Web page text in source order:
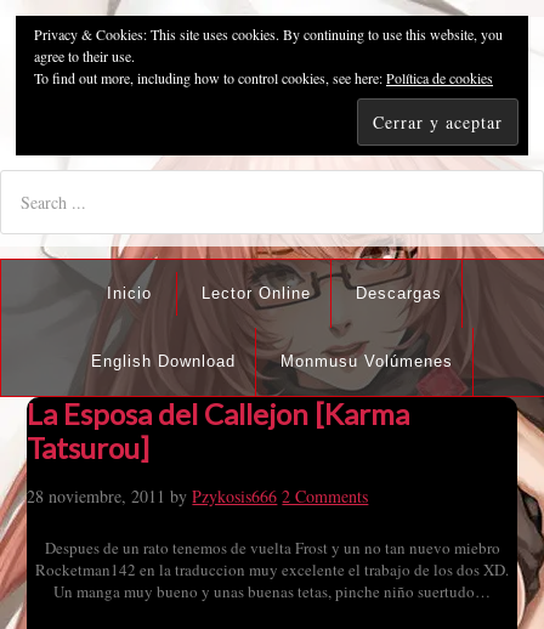
Pzykosis666HFansub
"I'm the best there is at what I do, but what I do best isn't very
Inicio Lector Online Descargas
English Download Monmusu Volúmenes
La Esposa del Callejon [Karma
Tatsurou]
28 noviembre, 2011 byPzykosis666 2 Comments
Despues de un rato tenemos de vuelta Frost y un no tan nuevo miebro
Rocketman142 en la traduccion muy excelente el trabajo de los dos XD.
Un manga muy bueno y unas buenas tetas, pinche niño suertudo…
Privacy & Cookies: This site uses cookies. By continuing to use this website, you
agree to their use.
To find out more, including how to control cookies, see here:Política de cookies